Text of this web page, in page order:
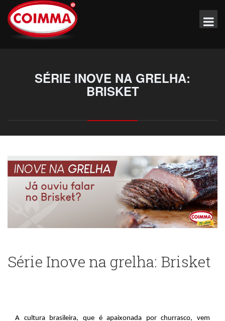
SÉRIE INOVE NA GRELHA:
BRISKET
Série Inove na grelha: Brisket
A cultura brasileira, que é apaixonada por churrasco, vem